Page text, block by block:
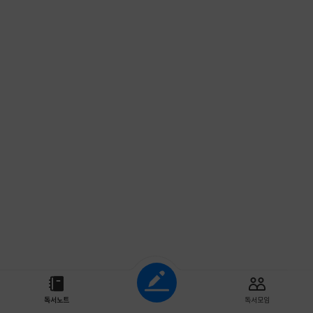
조회하기
독서노트 독서모임